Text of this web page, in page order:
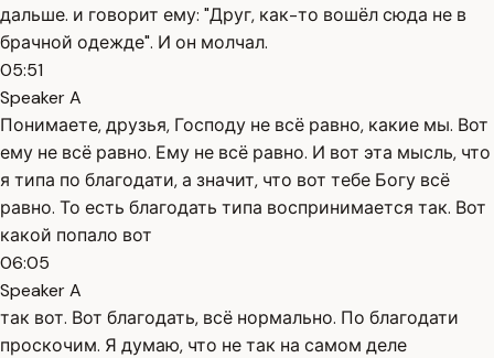
дальше. и говорит ему: "Друг, как-то вошёл сюда не в
брачной одежде". И он молчал.
05:51
Speaker A
Понимаете, друзья, Господу не всё равно, какие мы. Вот
ему не всё равно. Ему не всё равно. И вот эта мысль, что
я типа по благодати, а значит, что вот тебе Богу всё
равно. То есть благодать типа воспринимается так. Вот
какой попало вот
06:05
Speaker A
так вот. Вот благодать, всё нормально. По благодати
проскочим. Я думаю, что не так на самом деле